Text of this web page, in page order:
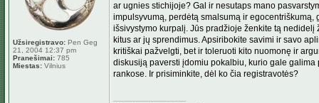
Užsiregistravo: Pen Geg
21, 2004 12:37 pm
Pranešimai: 785
Miestas: Vilnius
ar ugnies stichijoje? Gal ir nesutaps mano
impulsyvumą, perdėtą smalsumą ir
išsivystymo kurpalį. Jūs pradžioje ženkite tą
kitus ar jų sprendimus. Apsiribokite savimi ir savo
kritiškai pažvelgti, bet ir toleruoti kito nuomonę ir
diskusiją paversti įdomiu pokalbiu, kurio gale
rankose. Ir prisiminkite, dėl ko čia registravotės?